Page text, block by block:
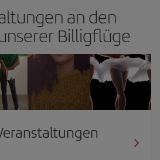
an den
Billigflüge